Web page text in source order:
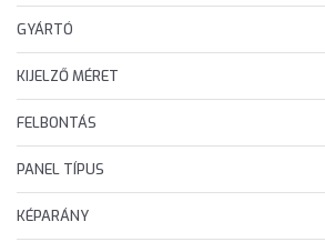
GYÁRTÓ
KIJELZŐ MÉRET
FELBONTÁS
PANEL TÍPUS
KÉPARÁNY